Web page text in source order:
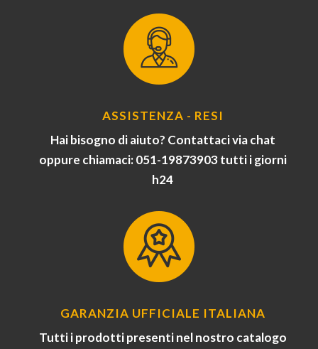
ASSISTENZA - RESI
Hai bisogno di aiuto? Contattaci via chat
oppure chiamaci: 051-19873903 tutti i giorni
h24
GARANZIA UFFICIALE ITALIANA
Tutti i prodotti presenti nel nostro catalogo